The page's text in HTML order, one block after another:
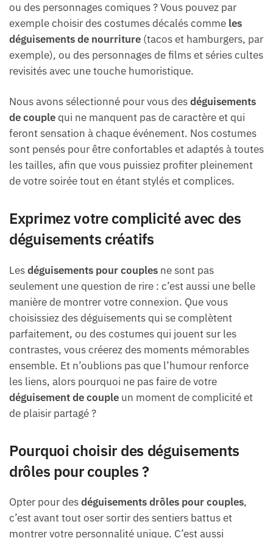
ou des personnages comiques ? Vous pouvez par
exemple choisir des costumes décalés comme les
déguisements de nourriture (tacos et hamburgers, par
exemple), ou des personnages de films et séries cultes
revisités avec une touche humoristique.
Nous avons sélectionné pour vous desdéguisements
de couplequi ne manquent pas de caractère et qui
feront sensation à chaque événement. Nos costumes
sont pensés pour être confortables et adaptés à toutes
les tailles, afin que vous puissiez profiter pleinement
de votre soirée tout en étant stylés et complices.
Exprimez votre complicité avec des
déguisements créatifs
Lesdéguisements pour couples ne sont pas
seulement une question de rire : c’est aussi une belle
manière de montrer votre connexion. Que vous
choisissiez des déguisements qui se complètent
parfaitement, ou des costumes qui jouent sur les
contrastes, vous créerez des moments mémorables
ensemble. Et n’oublions pas que l’humour renforce
les liens, alors pourquoi ne pas faire de votre
déguisement de couple un moment de complicité et
de plaisir partagé ?
Pourquoi choisir des déguisements
drôles pour couples ?
Opter pour desdéguisements drôles pour couples,
c’est avant tout oser sortir des sentiers battus et
montrer votre personnalité unique. C’est aussi